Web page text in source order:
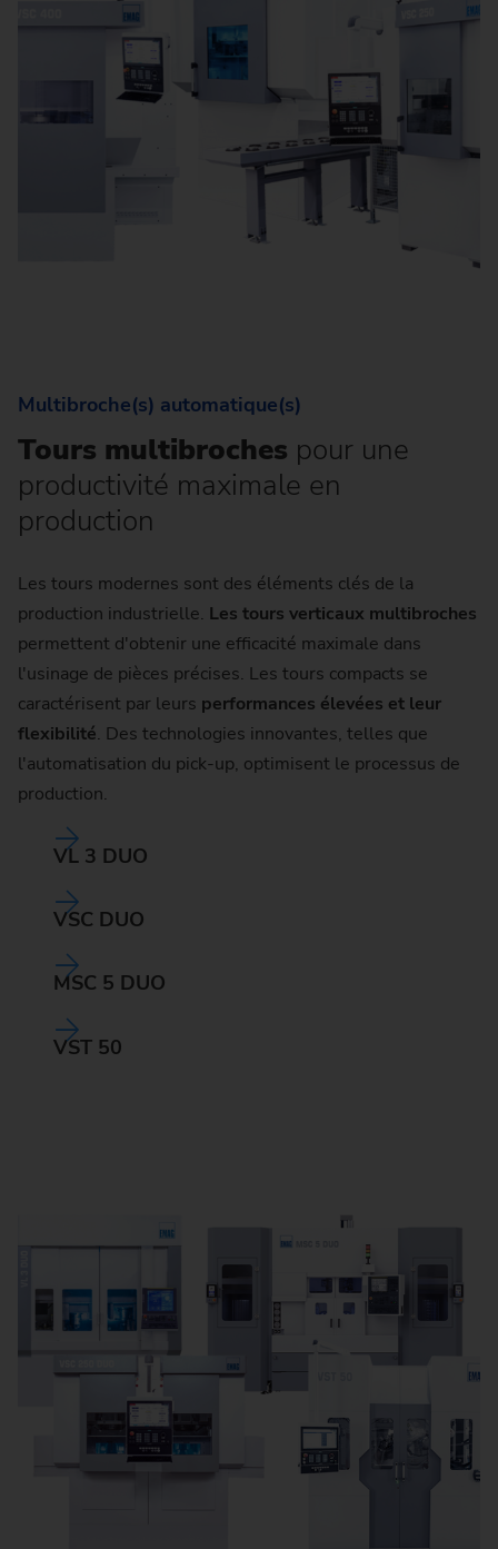
Multibroche(s) automatique(s)
Tours multibroches pour une
productivité maximale en
production
Les tours modernes sont des éléments clés de la
production industrielle. Les tours verticaux multibroches
permettent d'obtenir une efficacité maximale dans
l'usinage de pièces précises. Les tours compacts se
caractérisent par leurs performances élevées et leur
flexibilité. Des technologies innovantes, telles que
l'automatisation du pick-up, optimisent le processus de
production.
VL 3 DUO
VSC DUO
MSC 5 DUO
VST 50